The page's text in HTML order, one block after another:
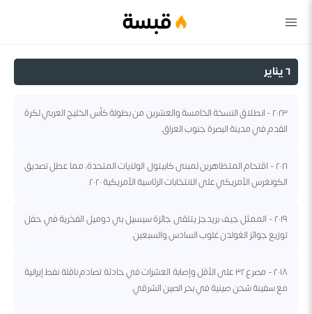
قبسة
٦ يناير
٢٠٢٣ - انطلاق النسخة الخامسة والعشرين من بطولة كأس الخليج العربي لكرة
القدم في مدينة البصرة جنوب العراق.
٢٠٢١ - اقتحام المتظاهرين لمبنى كابيتول الولايات المتحدة، مما عطل تصديق
الكونغرس الأمريكي على الانتخابات الرئاسية الأمريكية ٢٠٢٠.
٢٠١٩ - الممثل جيف بريدجز يتلقى جائزة سيسيل بي دوميل الفخرية في حفل
توزيع جوائز الغولدن غلوب السادس والسبعين.
٢٠١٨ - مصرع ٣٢ على الأقل وإصابة العشرات في حادثة تصادم ناقلة نفط إيرانية
مع سفينة شحن صينية في بحر الصين الشرقي.